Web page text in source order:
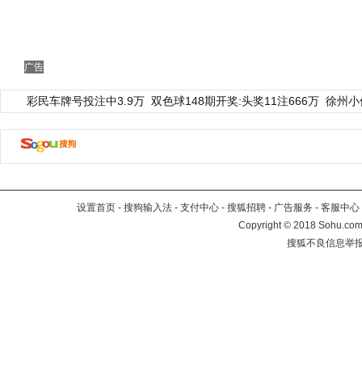
广告
彩民车牌号投注中3.9万 双色球148期开奖:头奖11注666万 徐州
设置首页 - 搜狗输入法 - 支付中心 - 搜狐招聘 - 广告服务 - 客服中心
Copyright©2018
搜狐不良信息举